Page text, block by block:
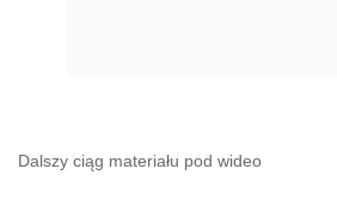
Dalszy ciąg materiału pod wideo